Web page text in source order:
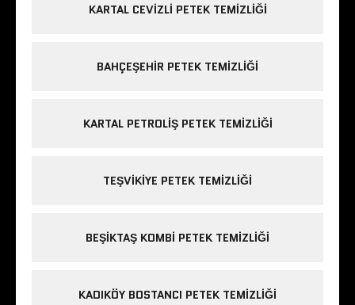
KARTAL CEVIZLI PETEK TEMIZLIĞI
BAHÇEŞEHIR PETEK TEMIZLIĞI
KARTAL PETROLIŞ PETEK TEMIZLIĞI
TEŞVIKIYE PETEK TEMIZLIĞI
BEŞIKTAŞ KOMBI PETEK TEMIZLIĞI
KADIKÖY BOSTANCI PETEK TEMIZLIĞI